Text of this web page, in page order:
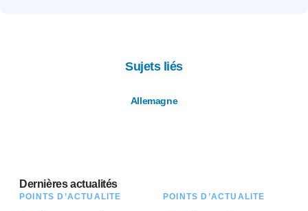
Sujets liés
Allemagne
Dernières actualités
POINTS D’ACTUALITÉ POINTS D’ACTUALITÉ